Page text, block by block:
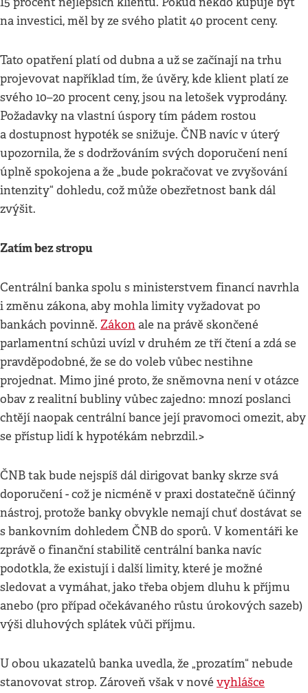
na investici, měl by ze svého platit 40 procent ceny.
Tato opatření platí od dubna a už se začínají na trhu
projevovat například tím, že úvěry, kde klient platí ze
svého 10–20 procent ceny, jsou na letošek vyprodány.
Požadavky na vlastní úspory tím pádem rostou
a dostupnost hypoték se snižuje. ČNB navíc v úterý
upozornila, že s dodržováním svých doporučení není
úplně spokojena a že „bude pokračovat ve zvyšování
intenzity“ dohledu, což může obezřetnost bank dál
zvýšit.
Zatím bez stropu
Centrální banka spolu s ministerstvem financí navrhla
i změnu zákona, aby mohla limity vyžadovat po
bankách povinně. Zákonale na právě skončené
parlamentní schůzi uvízl v druhém ze tří čtení a zdá se
pravděpodobné, že se do voleb vůbec nestihne
projednat. Mimo jiné proto, že sněmovna není v otázce
obav z realitní bubliny vůbec zajedno: mnozí poslanci
chtějí naopak centrální bance její pravomoci omezit, aby
se přístup lidí k hypotékám nebrzdil.>
ČNB tak bude nejspíš dál dirigovat banky skrze svá
doporučení - což je nicméně v praxi dostatečně účinný
nástroj, protože banky obvykle nemají chuť dostávat se
s bankovním dohledem ČNB do sporů. V komentáři ke
zprávě o finanční stabilitě centrální banka navíc
podotkla, že existují i další limity, které je možné
sledovat a vymáhat, jako třeba objem dluhu k příjmu
anebo (pro případ očekávaného růstu úrokových sazeb)
výši dluhových splátek vůči příjmu.
U obou ukazatelů banka uvedla, že „prozatím“ nebude
stanovovat strop. Zároveň však v nové vyhlášce